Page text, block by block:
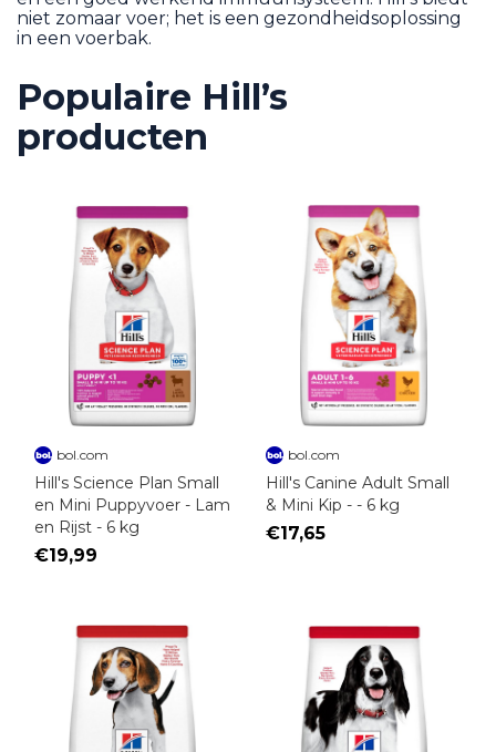
niet zomaar voer; het is een gezondheidsoplossing
in een voerbak.
Populaire Hill’s
producten
bol.com
Hill's Science Plan Small
en Mini Puppyvoer - Lam
en Rijst - 6 kg
€19,99
bol.com
Hill's Canine Adult Small
& Mini Kip - - 6 kg
€17,65